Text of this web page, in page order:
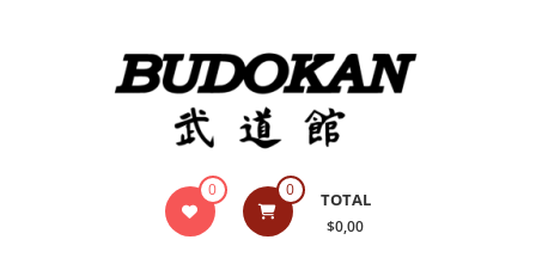
Indumentaria
0 0 TOTAL
$0,00